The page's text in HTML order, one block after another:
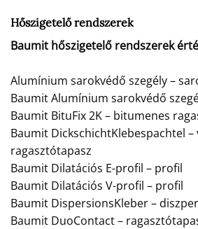
Hőszigetelő rendszerek
Baumit hőszigetelő rendszerek
Alumínium sarokvédő szegély –
Baumit Alumínium sarokvédő
Baumit BituFix 2K – bitumenes
Baumit DickschichtKlebespachtel –
ragasztótapasz
Baumit Dilatációs E-profil – profil
Baumit Dilatációs V-profil – profil
Baumit DispersionsKleber –
Baumit DuoContact –